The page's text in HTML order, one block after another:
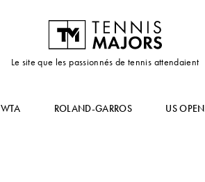
Le site que les passionnés de tennis attendaient
WTA ROLAND-GARROS US OPEN